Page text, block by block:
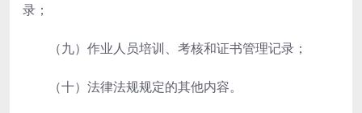
录；
（九）作业人员培训、考核和证书管理记录；
（十）法律法规规定的其他内容。